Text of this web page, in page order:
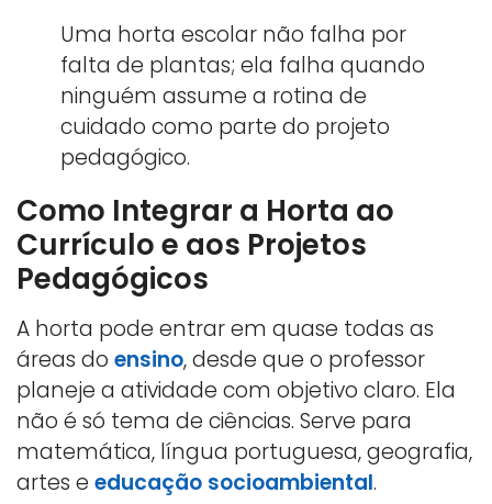
Uma horta escolar não falha por
falta de plantas; ela falha quando
ninguém assume a rotina de
cuidado como parte do projeto
pedagógico.
Como Integrar a Horta ao
Currículo e aos Projetos
Pedagógicos
A horta pode entrar em quase todas as
áreas do ensino, desde que o professor
planeje a atividade com objetivo claro. Ela
não é só tema de ciências. Serve para
matemática, língua portuguesa, geografia,
artes e educação socioambiental.